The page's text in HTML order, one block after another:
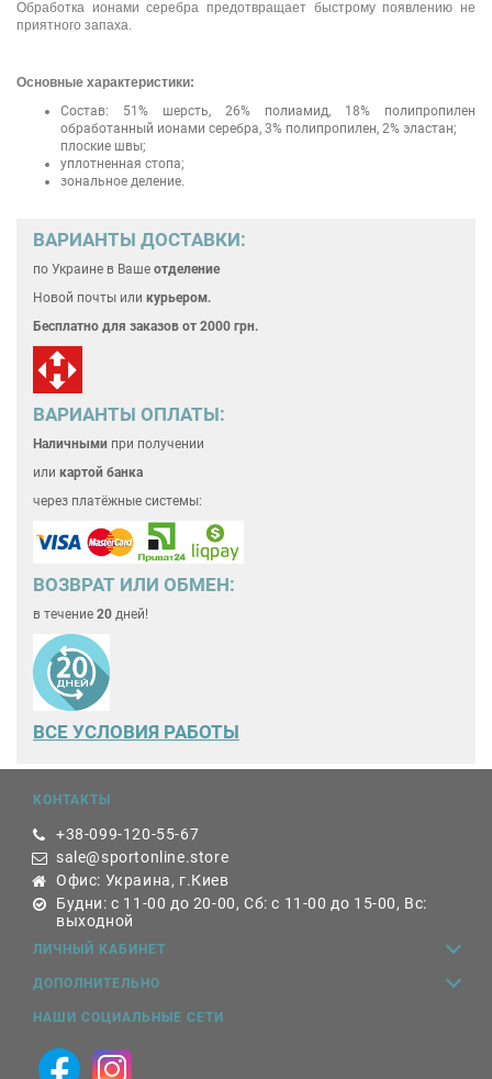
Обработка ионами серебра предотвращает быстрому появлению не
приятного запаха.
Основные характеристики:
Состав: 51% шерсть, 26% полиамид, 18% полипропилен
обработанный ионами серебра, 3% полипропилен, 2% эластан;
плоские швы;
уплотненная стопа;
зональное деление.
ВАРИАНТЫ ДОСТАВКИ:
по Украине в Ваше отделение
Новой почты или курьером.
Бесплатно для заказов от 2000 грн.
ВАРИАНТЫ ОПЛАТЫ:
Наличными при получении
или картой банка
через платёжные системы:
ВОЗВРАТ ИЛИ ОБМЕН:
в течение 20 дней!
ВСЕ УСЛОВИЯ РАБОТЫ
КОНТАКТЫ
+38-099-120-55-67
sale@sportonline.store
Офис: Украина, г.Киев
Будни: с 11-00 до 20-00, Сб: с 11-00 до 15-00, Вс:
выходной
ЛИЧНЫЙ КАБИНЕТ
ДОПОЛНИТЕЛЬНО
НАШИ СОЦИАЛЬНЫЕ СЕТИ